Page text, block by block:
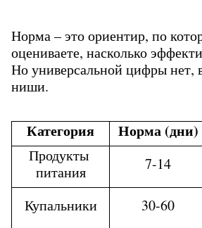
Норма – это ориентир, по
оцениваете, насколько
Но универсальной цифры нет,
ниши.
Категория Норма (дни)
Продукты
питания
7-14
Купальники
30-60